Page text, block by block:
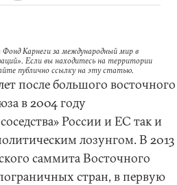
Карнеги за международный мир в
Если вы находитесь на территории
публично ссылку на эту статью.
после большого восточного
в 2004 году
России и ЕС так и
лозунгом. В 2013
саммита Восточного
стран, в первую